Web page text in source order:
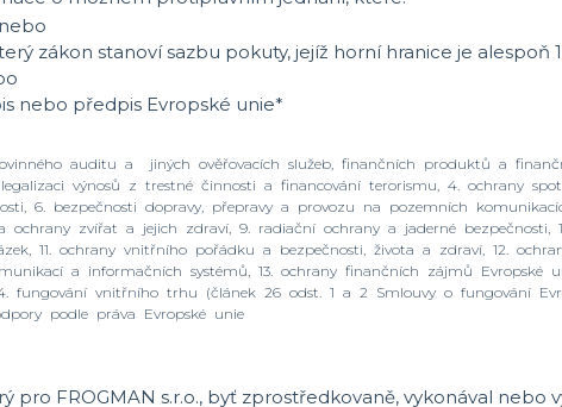
zákon stanoví sazbu pokuty, jejíž horní hranice je alespoň
nebo předpis Evropské unie*
auditu a jiných ověřovacích služeb, finančních produktů a
výnosů z trestné činnosti a financování terorismu, 4. ochrany
6. bezpečnosti dopravy, přepravy a provozu na pozemních
zvířat a jejich zdraví, 9. radiační ochrany a jaderné bezpečnosti,
11. ochrany vnitřního pořádku a bezpečnosti, života a zdraví, 12.
a informačních systémů, 13. ochrany finančních zájmů Evropské
fungování vnitřního trhu (článek 26 odst. 1 a 2 Smlouvy o fungování
podle práva Evropské unie
pro FROGMAN s.r.o., byť zprostředkovaně, vykonával